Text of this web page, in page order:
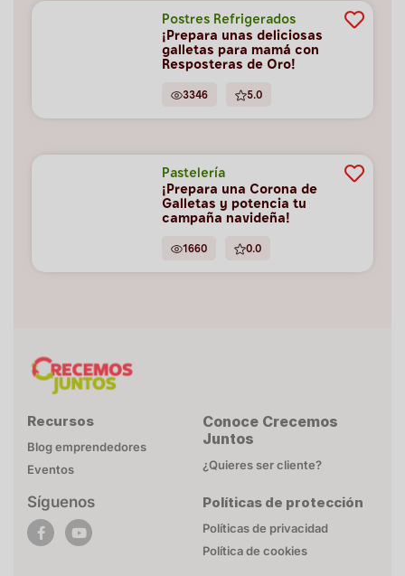
Postres Refrigerados
¡Prepara unas deliciosas
galletas para mamá con
Resposteras de Oro!
3346 5.0
Pastelería
¡Prepara una Corona de
Galletas y potencia tu
campaña navideña!
1660 0.0
Recursos
Blog emprendedores
Eventos
Síguenos
Conoce Crecemos
Juntos
¿Quieres ser cliente?
Políticas de protección
Políticas de privacidad
Política de cookies
POLÍTICA DE COOKIES
Esta página web utiliza cookies necesarias para su